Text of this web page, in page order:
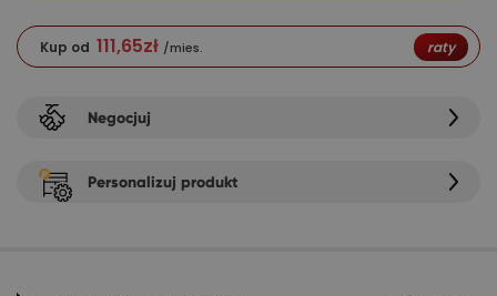
Kup od 111,65zł /mies. raty
Negocjuj
Personalizuj produkt